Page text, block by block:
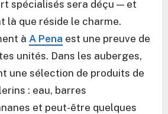
spécialisés sera déçu — et
là que réside le charme.
à A Pena est une preuve de
unités. Dans les auberges,
une sélection de produits de
: eau, barres
et peut-être quelques